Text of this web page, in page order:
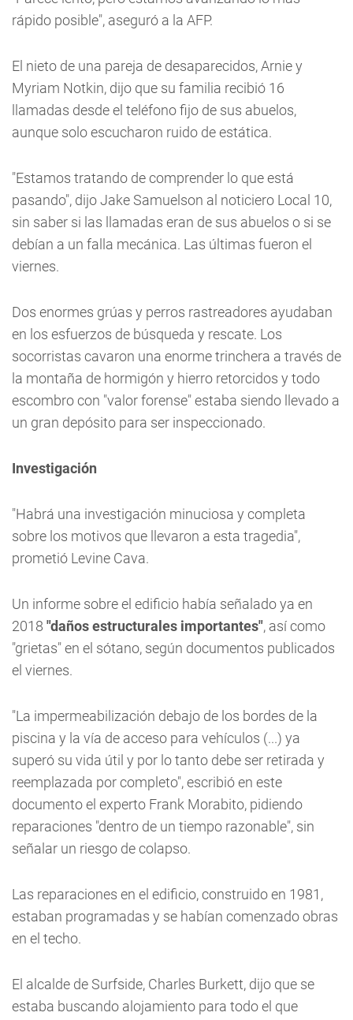
rápido posible", aseguró a la AFP.
El nieto de una pareja de desaparecidos, Arnie y
Myriam Notkin, dijo que su familia recibió 16
llamadas desde el teléfono fijo de sus abuelos,
aunque solo escucharon ruido de estática.
"Estamos tratando de comprender lo que está
pasando", dijo Jake Samuelson al noticiero Local 10,
sin saber si las llamadas eran de sus abuelos o si se
debían a un falla mecánica. Las últimas fueron el
viernes.
Dos enormes grúas y perros rastreadores ayudaban
en los esfuerzos de búsqueda y rescate. Los
socorristas cavaron una enorme trinchera a través de
la montaña de hormigón y hierro retorcidos y todo
escombro con "valor forense" estaba siendo llevado a
un gran depósito para ser inspeccionado.
Investigación
"Habrá una investigación minuciosa y completa
sobre los motivos que llevaron a esta tragedia",
prometió Levine Cava.
Un informe sobre el edificio había señalado ya en
2018 "daños estructurales importantes", así como
"grietas" en el sótano, según documentos publicados
el viernes.
"La impermeabilización debajo de los bordes de la
piscina y la vía de acceso para vehículos (...) ya
superó su vida útil y por lo tanto debe ser retirada y
reemplazada por completo", escribió en este
documento el experto Frank Morabito, pidiendo
reparaciones "dentro de un tiempo razonable", sin
señalar un riesgo de colapso.
Las reparaciones en el edificio, construido en 1981,
estaban programadas y se habían comenzado obras
en el techo.
El alcalde de Surfside, Charles Burkett, dijo que se
estaba buscando alojamiento para todo el que